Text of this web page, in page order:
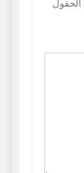
الحقول